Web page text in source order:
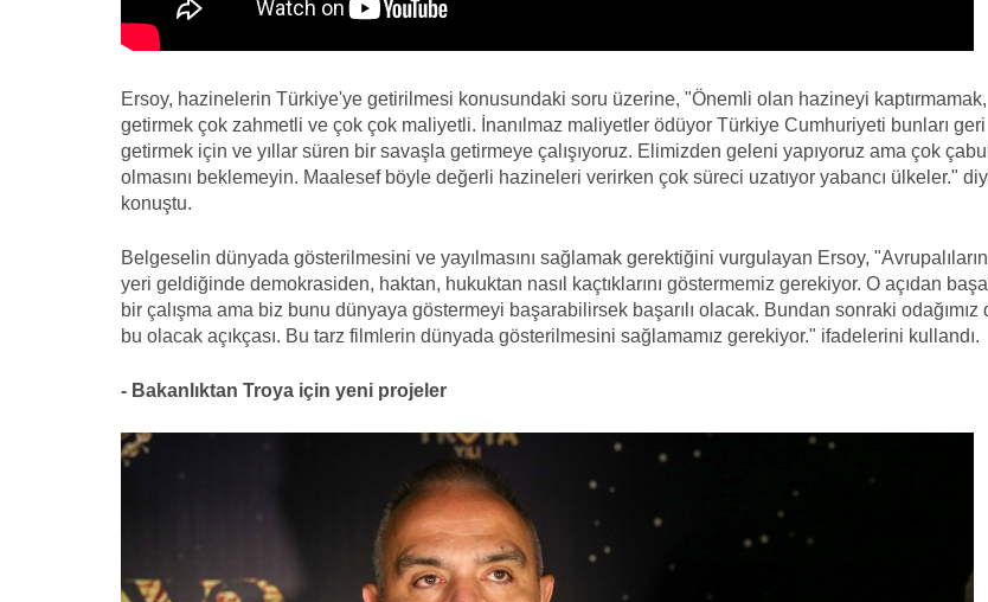
Ersoy, hazinelerin Türkiye'ye getirilmesi konusundaki soru üzerine, "Önemli olan hazineyi kaptırmamak,
getirmek çok zahmetli ve çok çok maliyetli. İnanılmaz maliyetler ödüyor Türkiye Cumhuriyeti bunları geri
getirmek için ve yıllar süren bir savaşla getirmeye çalışıyoruz. Elimizden geleni yapıyoruz ama çok
olmasını beklemeyin. Maalesef böyle değerli hazineleri verirken çok süreci uzatıyor yabancı ülkeler."
konuştu.
Belgeselin dünyada gösterilmesini ve yayılmasını sağlamak gerektiğini vurgulayan Ersoy, "Avrupalıların
yeri geldiğinde demokrasiden, haktan, hukuktan nasıl kaçtıklarını göstermemiz gerekiyor. O açıdan
bir çalışma ama biz bunu dünyaya göstermeyi başarabilirsek başarılı olacak. Bundan sonraki odağımız
bu olacak açıkçası. Bu tarz filmlerin dünyada gösterilmesini sağlamamız gerekiyor." ifadelerini kullandı.
- Bakanlıktan Troya için yeni projeler